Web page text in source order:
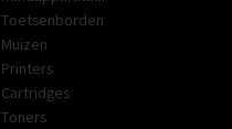
Toetsenborden
Muizen
Printers
Cartridges
Toners